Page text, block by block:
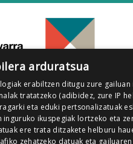
arduratsua
erabiltzen ditugu zure
tratatzeko (adibidez, zure IP
eta eduki pertsonalizatuak
ikuspegiak lortzeko eta
ere trata ditzakete helburu
zehatzeko datuak eta